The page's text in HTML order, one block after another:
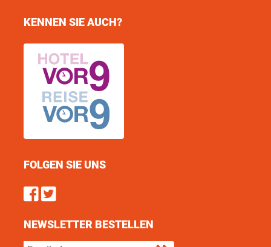
KENNEN SIE AUCH?
FOLGEN SIE UNS
Find us on Facebook
Follow us on Twitter
NEWSLETTER BESTELLEN